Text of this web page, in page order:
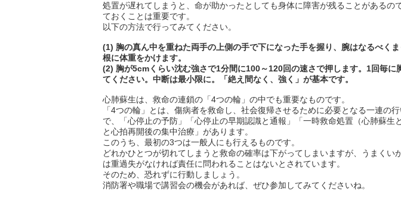
処置が遅れてしまうと、命が助かったとしても身体に障害が残ることがあるの
ておくことは重要です。
以下の方法で行ってみてください。
(1) 胸の真ん中を重ねた両手の上側の手で下になった手を握り、腕はなるべく
根に体重をかけます。
(2) 胸が5cmくらい沈む強さで1分間に100～120回の速さで押します。1回毎に
てください。中断は最小限に。「絶え間なく、強く」が基本です。
心肺蘇生は、救命の連鎖の「4つの輪」の中でも重要なものです。
「4つの輪」とは、傷病者を救命し、社会復帰させるために必要となる一連の
で、「心停止の予防」「心停止の早期認識と通報」「一時救命処置（心肺蘇生
と心拍再開後の集中治療」があります。
このうち、最初の3つは一般人にも行えるものです。
どれかひとつが切れてしまうと救命の確率は下がってしまいますが、うまくい
は重過失がなければ責任に問われることはないとされています。
そのため、恐れずに行動しましょう。
消防署や職場で講習会の機会があれば、ぜひ参加してみてくださいね。